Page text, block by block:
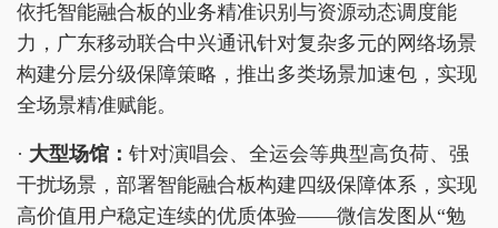
依托智能融合板的业务精准识别与资源动态调度能
力，广东移动联合中兴通讯针对复杂多元的网络场景
构建分层分级保障策略，推出多类场景加速包，实现
全场景精准赋能。
· 大型场馆： 针对演唱会、全运会等典型高负荷、强
干扰场景，部署智能融合板构建四级保障体系，实现
高价值用户稳定连续的优质体验——微信发图从“勉